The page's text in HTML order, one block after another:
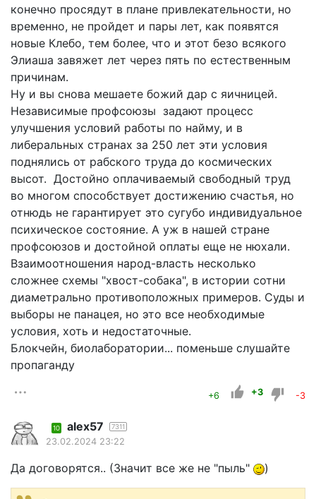
конечно просядут в плане привлекательности, но
временно, не пройдет и пары лет, как появятся
новые Клебо, тем более, что и этот безо всякого
Элиаша завяжет лет через пять по естественным
причинам.
Ну и вы снова мешаете божий дар с яичницей.
Независимые профсоюзы задают процесс
улучшения условий работы по найму, и в
либеральных странах за 250 лет эти условия
поднялись от рабского труда до космических
высот. Достойно оплачиваемый свободный труд
во многом способствует достижению счастья, но
отнюдь не гарантирует это сугубо индивидуальное
психическое состояние. А уж в нашей стране
профсоюзов и достойной оплаты еще не нюхали.
Взаимоотношения народ-власть несколько
сложнее схемы "хвост-собака", в истории сотни
диаметрально противоположных примеров. Суды и
выборы не панацея, но это все необходимые
условия, хоть и недостаточные.
Блокчейн, биолаборатории... поменьше слушайте
пропаганду
+6 +3 -3
10 alex57 7311
23.02.2024 23:22
Да договорятся.. (Значит все же не "пыль" )